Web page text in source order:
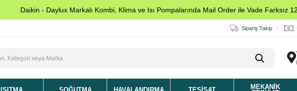
Daikin - Daylux Markalı Kombi, Klima ve Isı Pompalarında Mail Order ile Vade Farksız
Sipariş Takip
ISITMA SOĞUTMA HAVALANDIRMA TESISAT
MEKANIK